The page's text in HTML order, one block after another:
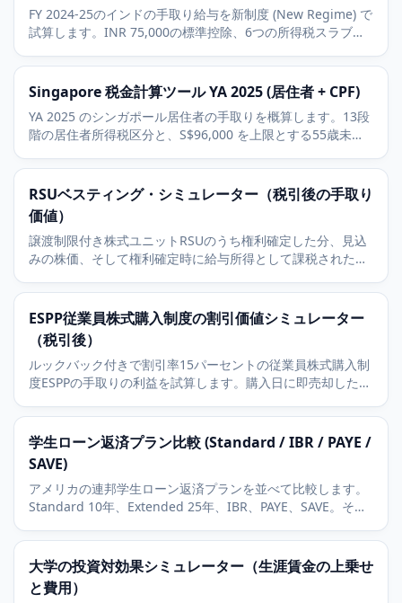
FY 2024-25のインドの手取り給与を新制度 (New Regime) で
試算します。INR 75,000の標準控除、6つの所得税スラブ、4
Singapore 税金計算ツール YA 2025 (居住者 + CPF)
YA 2025 のシンガポール居住者の手取りを概算します。13段
階の居住者所得税区分と、S$96,000 を上限とする55歳未満
RSUベスティング・シミュレーター（税引後の手取り
価値）
譲渡制限付き株式ユニットRSUのうち権利確定した分、見込
みの株価、そして権利確定時に給与所得として課税された後
ESPP従業員株式購入制度の割引価値シミュレーター
（税引後）
ルックバック付きで割引率15パーセントの従業員株式購入制
度ESPPの手取りの利益を試算します。購入日に即売却した場
学生ローン返済プラン比較 (Standard / IBR / PAYE /
SAVE)
アメリカの連邦学生ローン返済プランを並べて比較します。
Standard 10年、Extended 25年、IBR、PAYE、SAVE。それ
大学の投資対効果シミュレーター（生涯賃金の上乗せ
と費用）